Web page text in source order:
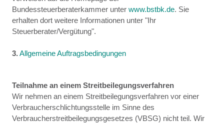
Bundessteuerberaterkammer unter www.bstbk.de. Sie
erhalten dort weitere Informationen unter "Ihr
Steuerberater/Vergütung".
3.Allgemeine Auftragsbedingungen
Teilnahme an einem Streitbeilegungsverfahren
Wir nehmen an einem Streitbeilegungsverfahren vor einer
Verbraucherschlichtungsstelle im Sinne des
Verbraucherstreitbeilegungsgesetzes (VBSG) nicht teil. Wir